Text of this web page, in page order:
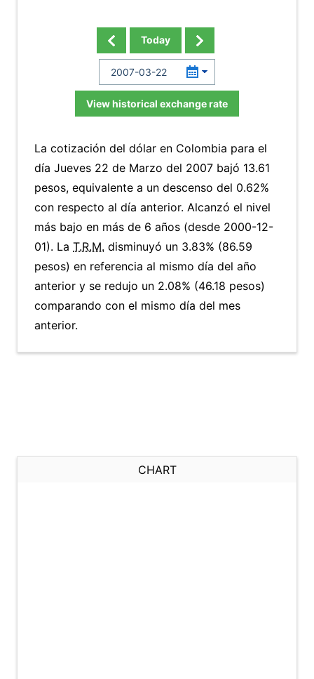
Today
View historical exchange rate
La cotización del dólar en Colombia para el
día Jueves 22 de Marzo del 2007 bajó 13.61
pesos, equivalente a un descenso del 0.62%
con respecto al día anterior. Alcanzó el nivel
más bajo en más de 6 años (desde 2000-12-
01). La T.R.M. disminuyó un 3.83% (86.59
pesos) en referencia al mismo día del año
anterior y se redujo un 2.08% (46.18 pesos)
comparando con el mismo día del mes
anterior.
CHART